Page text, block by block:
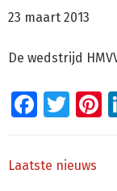
23 maart 2013
De wedstrijd
Laatste nieuws